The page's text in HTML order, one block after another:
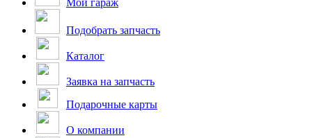
Мой гараж
Подобрать запчасть
Каталог
Заявка на запчасть
Подарочные карты
О компании